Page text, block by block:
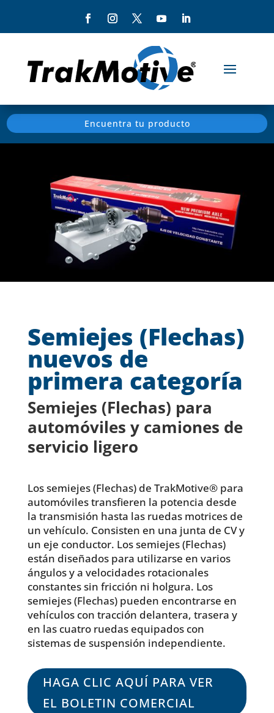
Encuentra tu producto
Semiejes (Flechas)
nuevos de
primera categoría
Semiejes (Flechas) para
automóviles y camiones de
servicio ligero
Los semiejes (Flechas) de TrakMotive® para
automóviles transfieren la potencia desde
la transmisión hasta las ruedas motrices de
un vehículo. Consisten en una junta de CV y
un eje conductor. Los semiejes (Flechas)
están diseñados para utilizarse en varios
ángulos y a velocidades rotacionales
constantes sin fricción ni holgura. Los
semiejes (Flechas) pueden encontrarse en
vehículos con tracción delantera, trasera y
en las cuatro ruedas equipados con
sistemas de suspensión independiente.
HAGA CLIC AQUÍ PARA VER
EL BOLETIN COMERCIAL